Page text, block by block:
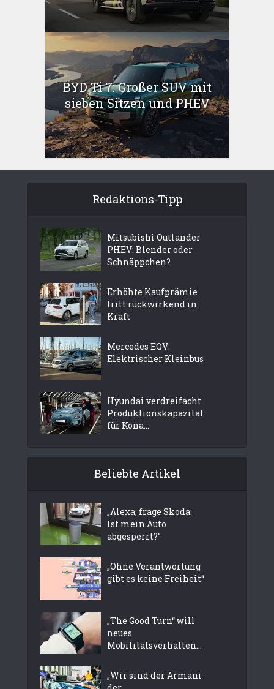
BYD Ti 7: Großer SUV mit
sieben Sitzen und PHEV
Redaktions-Tipp
Mitsubishi Outlander
PHEV: Blender oder
Schnäppchen?
Erhöhte Kaufprämie
tritt rückwirkend in
Kraft
Mercedes EQV:
Elektrischer Kleinbus
Hyundai verdreifacht
Produktionskapazität
für Kona...
Beliebte Artikel
„Alexa, frage Skoda:
Ist mein Auto
abgesperrt?”
„Ohne Verantwortung
gibt es keine Freiheit“
„The Good Turn“ will
neues
Mobilitätsverhalten...
„Wir sind der Armani